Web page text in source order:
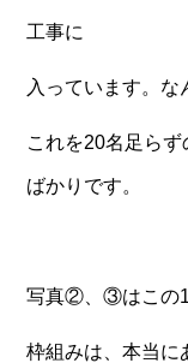
工事に
入っています。な
これを20名足らず
ばかりです。
写真②、③はこの1
枠組みは、本当に